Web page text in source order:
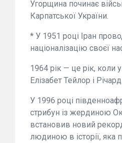
Угорщина починає
Карпатської України.
* У 1951 році Іран
націоналізацію своєї
1964 рік — це рік,
Елізабет Тейлор і
У 1996 році
стрибун із жердиною
встановив новий
людиною в історії, яка